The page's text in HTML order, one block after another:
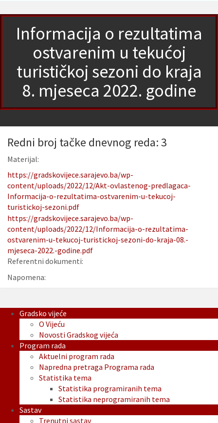
Informacija o rezultatima
ostvarenim u tekućoj
turističkoj sezoni do kraja
8. mjeseca 2022. godine
Redni broj tačke dnevnog reda: 3
Materijal:
https://gradskovijece.sarajevo.ba/wp-
content/uploads/2022/12/Akt-ovlastenog-predlagaca-
Informacija-o-rezultatima-ostvarenim-u-tekucoj-
turistickoj-sezoni.pdf
https://gradskovijece.sarajevo.ba/wp-
content/uploads/2022/12/Informacija-o-rezultatima-
ostvarenim-u-tekucoj-turistickoj-sezoni-do-kraja-08.-
mjeseca-2022.-godine.pdf
Referentni dokumenti:
Napomena:
Gradsko vijeće
O Vijeću
Novosti Gradskog vijeća
Program rada
Aktuelni program rada
Napredna pretraga Programa rada
Statistika tema
Statistika programiranih tema
Statistika neprogramiranih tema
Sastav
Trenutni sastav